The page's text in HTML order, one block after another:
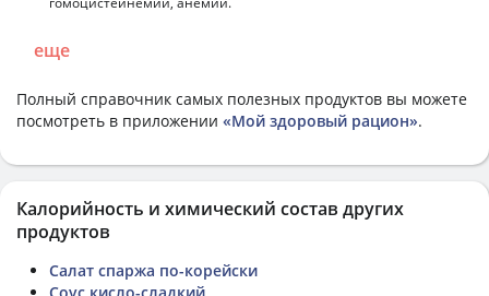
еще
Полный справочник самых полезных продуктов вы можете
посмотреть в приложении «Мой здоровый рацион».
Калорийность и химический состав других
продуктов
Салат спаржа по-корейски